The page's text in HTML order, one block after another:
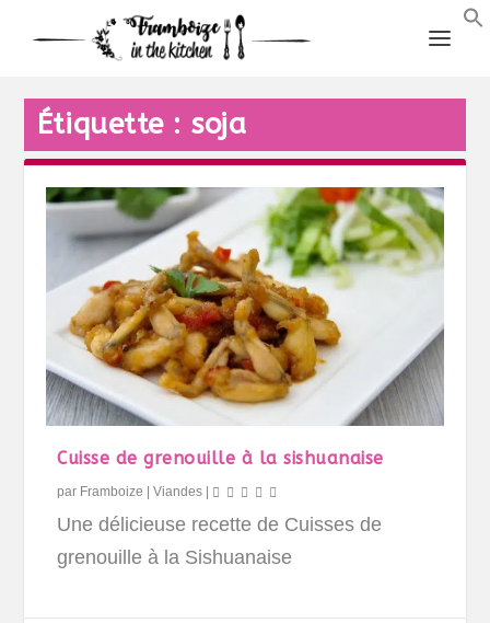
Étiquette : soja
Cuisse de grenouille à la sishuanaise
par Framboize |Viandes |
Une délicieuse recette de Cuisses de
grenouille à la Sishuanaise